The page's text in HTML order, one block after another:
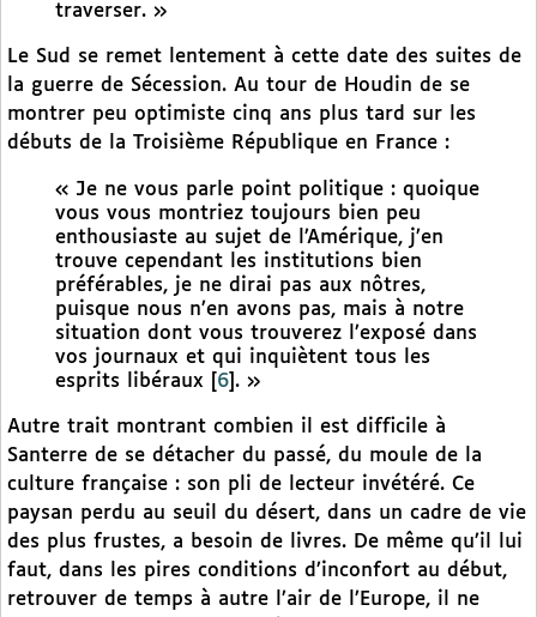
traverser. »
Le Sud se remet lentement à cette date des suites de
la guerre de Sécession. Au tour de Houdin de se
montrer peu optimiste cinq ans plus tard sur les
débuts de la Troisième République en France :
« Je ne vous parle point politique : quoique
vous vous montriez toujours bien peu
enthousiaste au sujet de l’Amérique, j’en
trouve cependant les institutions bien
préférables, je ne dirai pas aux nôtres,
puisque nous n’en avons pas, mais à notre
situation dont vous trouverez l’exposé dans
vos journaux et qui inquiètent tous les
esprits libéraux
6 . »
Autre trait montrant combien il est difficile à
Santerre de se détacher du passé, du moule de la
culture française : son pli de lecteur invétéré. Ce
paysan perdu au seuil du désert, dans un cadre de vie
des plus frustes, a besoin de livres. De même qu’il lui
faut, dans les pires conditions d’inconfort au début,
retrouver de temps à autre l’air de l’Europe, il ne